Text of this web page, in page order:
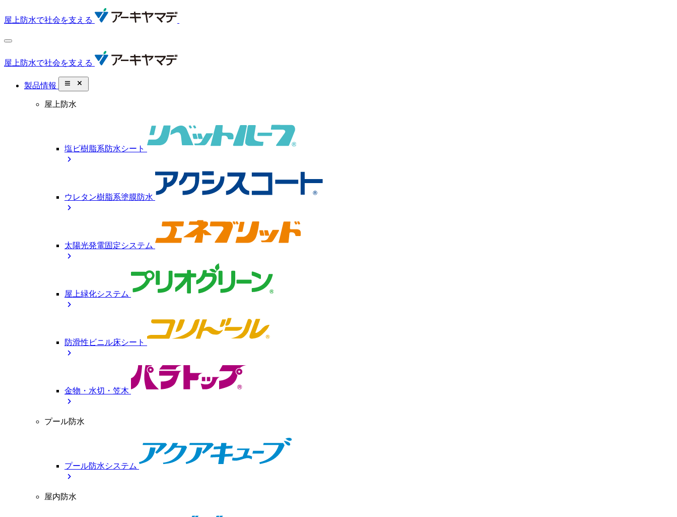
屋上防水で社会を支える
屋上防水で社会を支える
製品情報 close_small
屋上防水
塩ビ樹脂系防水シート
chevron_right
ウレタン樹脂系塗膜防水
chevron_right
太陽光発電固定システム
chevron_right
屋上緑化システム
chevron_right
防滑性ビニル床シート
chevron_right
金物・水切・笠木
chevron_right
プール防水
プール防水システム
chevron_right
屋内防水